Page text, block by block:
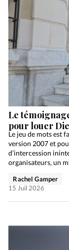
Le
pour louer
Le jeu de mots est
version 2007 et
d’intercession
organisateurs, un
Rachel Gamper
15 Juil 2026